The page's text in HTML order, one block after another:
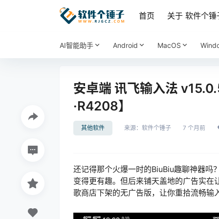
首页 关于 软件个锤
AI智能助手 Android MacOS
安卓端 讯飞输入法
·R4208】
其他软件 来源： 软件个锤子 7 个月前
还记得那个火爆一时的BiuBiu趣聊神器吗
变得更有趣。但后来铺天盖地的广告实
歌商店下架的无广告版，让你重拾流畅输